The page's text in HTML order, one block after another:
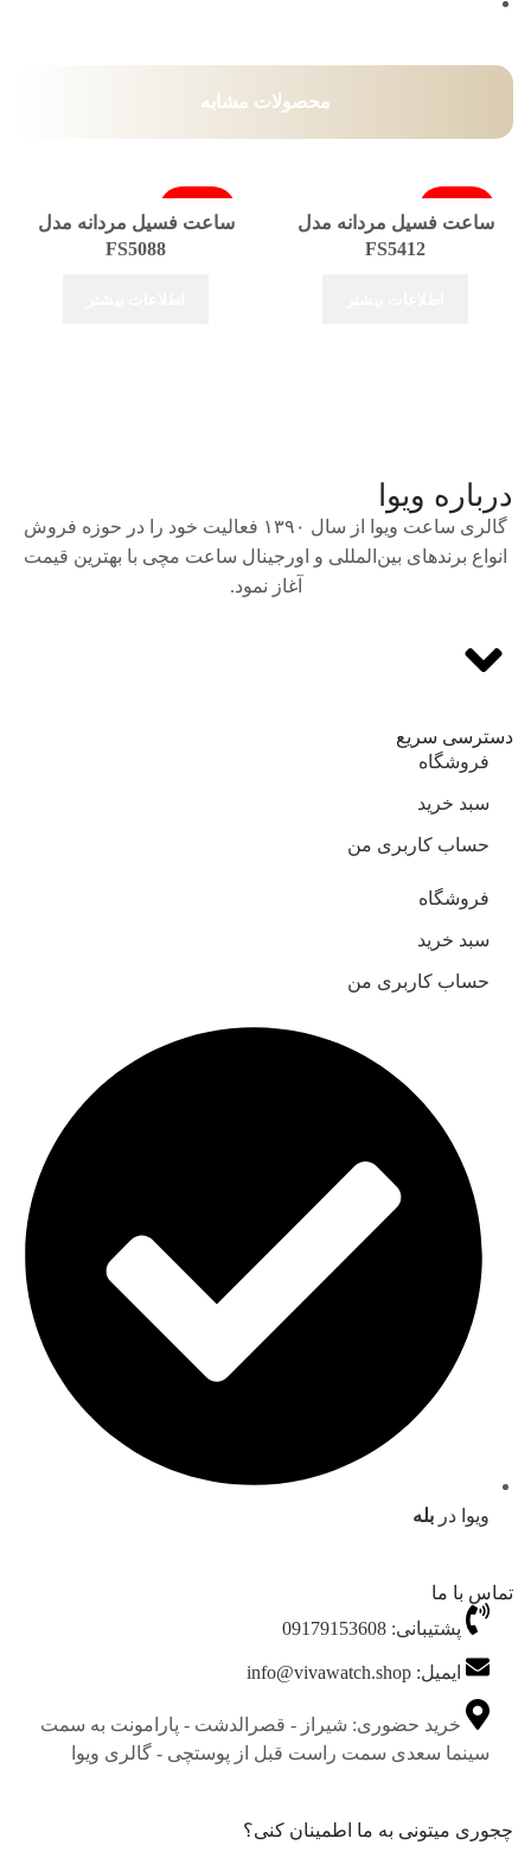
محصولات مشابه
فروخته شد
ساعت فسیل مردانه مدل
FS5412
فروخته شد
ساعت فسیل مردانه مدل
FS5088
درباره ویوا
گالری ساعت ویوا از سال ۱۳۹۰ فعالیت خود را در حوزه فروش
انواع برندهای بین‌المللی و اورجینال ساعت مچی با بهترین قیمت
آغاز نمود.
دسترسی سریع
فروشگاه
سبد خرید
حساب کاربری من
فروشگاه
سبد خرید
حساب کاربری من
ویوا در بله
تماس با ما
پشتیبانی: 09179153608
ایمیل: info@vivawatch.shop
خرید حضوری: شیراز - قصرالدشت - پارامونت به سمت
سینما سعدی سمت راست قبل از پوستچی - گالری ویوا
چجوری میتونی به ما اطمینان کنی؟